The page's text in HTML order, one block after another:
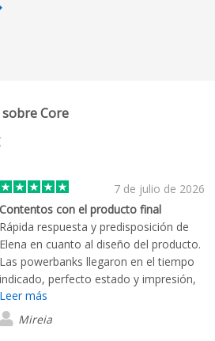
Core
7 de julio de 2026
Contentos con el producto final
Rápida respuesta y predisposición de
Elena en cuanto al diseño del producto.
Las powerbanks llegaron en el tiempo
indicado, perfecto estado y impresión,
buena calidad de producto.
Leer más
Mireia